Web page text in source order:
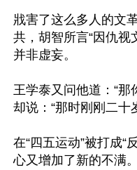
戕害了这么多人的文
共，胡智所言“因仇视
并非虚妄。
王学泰又问他道：“那
却说：“那时刚刚二十
在“四五运动”被打成“
心又增加了新的不满